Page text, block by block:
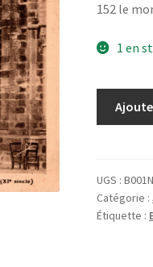
152 le
1 en
mont-
Saint-
michel
UGS :
Catégorie :
Étiquette :